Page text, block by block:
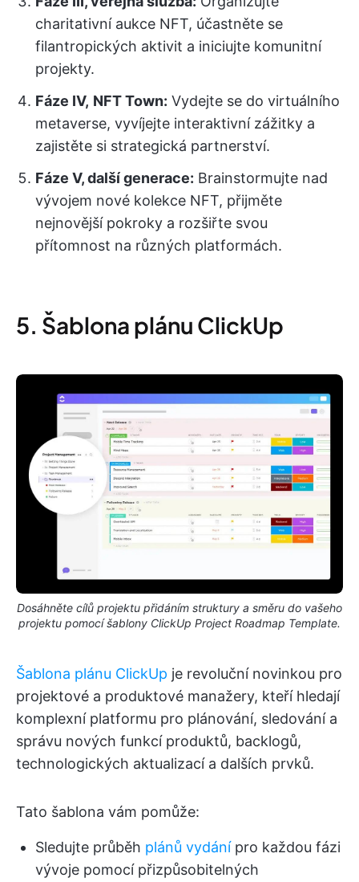
charitativní aukce NFT, účastněte se
filantropických aktivit a iniciujte komunitní
projekty.
Fáze IV, NFT Town: Vydejte se do virtuálního
metaverse, vyvíjejte interaktivní zážitky a
zajistěte si strategická partnerství.
Fáze V, další generace: Brainstormujte nad
vývojem nové kolekce NFT, přijměte
nejnovější pokroky a rozšiřte svou
přítomnost na různých platformách.
5. Šablona plánu ClickUp
Dosáhněte cílů projektu přidáním struktury a směru do vašeho
projektu pomocí šablony ClickUp Project Roadmap Template.
Šablona plánu ClickUp je revoluční novinkou pro
projektové a produktové manažery, kteří hledají
komplexní platformu pro plánování, sledování a
správu nových funkcí produktů, backlogů,
technologických aktualizací a dalších prvků.
Tato šablona vám pomůže:
Sledujte průběh plánů vydánípro každou fázi
vývoje pomocí přizpůsobitelných